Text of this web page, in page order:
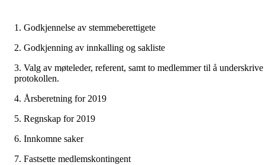
1. Godkjennelse av stemmeberettigete
2. Godkjenning av innkalling og sakliste
3. Valg av møteleder, referent, samt to medlemmer til å underskrive
protokollen.
4. Årsberetning for 2019
5. Regnskap for 2019
6. Innkomne saker
7. Fastsette medlemskontingent